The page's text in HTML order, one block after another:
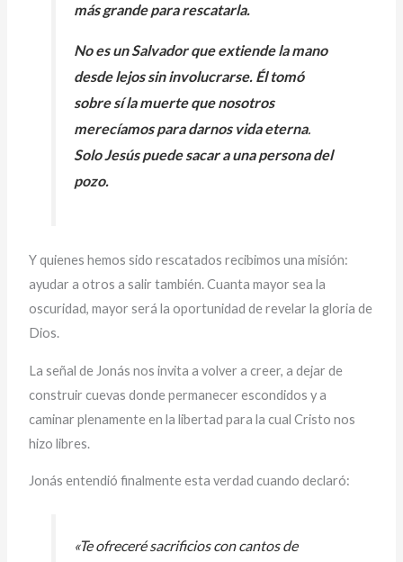
más grande para rescatarla.
No es un Salvador que extiende la mano
desde lejos sin involucrarse. Él tomó
sobre sí la muerte que nosotros
merecíamos para darnos vida eterna.
Solo Jesús puede sacar a una persona del
pozo.
Y quienes hemos sido rescatados recibimos una misión:
ayudar a otros a salir también. Cuanta mayor sea la
oscuridad, mayor será la oportunidad de revelar la gloria de
Dios.
La señal de Jonás nos invita a volver a creer, a dejar de
construir cuevas donde permanecer escondidos y a
caminar plenamente en la libertad para la cual Cristo nos
hizo libres.
Jonás entendió finalmente esta verdad cuando declaró:
«Te ofreceré sacrificios con cantos de